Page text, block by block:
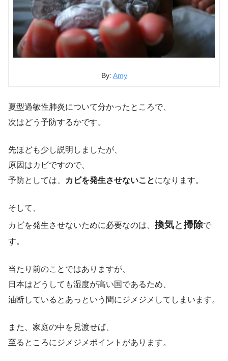
By: Amy
夏型過敏性肺炎について分かったところで、
次はどう予防するかです。
先ほども少し説明しましたが、
原因はカビですので、
予防としては、
カビを発生させないことになります。
そして、
カビを発生させないために必要なのは、 換気と掃除で
す。
当たり前のことではありますが、
日本はどうしても湿度が高い国であるため、
油断しているとあっという間にジメジメしてしまいます。
また、家庭の中を見渡せば、
至るところに ジメジメポイント があります。